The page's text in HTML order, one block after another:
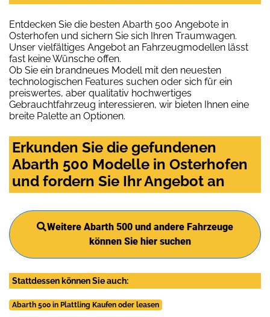
Entdecken Sie die besten Abarth 500 Angebote in
Osterhofen und sichern Sie sich Ihren Traumwagen.
Unser vielfältiges Angebot an Fahrzeugmodellen lässt
fast keine Wünsche offen.
Ob Sie ein brandneues Modell mit den neuesten
technologischen Features suchen oder sich für ein
preiswertes, aber qualitativ hochwertiges
Gebrauchtfahrzeug interessieren, wir bieten Ihnen eine
breite Palette an Optionen.
Erkunden Sie die gefundenen
Abarth 500 Modelle in Osterhofen
und fordern Sie Ihr Angebot an
Weitere Abarth 500 und andere Fahrzeuge
können Sie hier suchen
Stattdessen können Sie auch:
Abarth 500 in Plattling Kaufen oder leasen